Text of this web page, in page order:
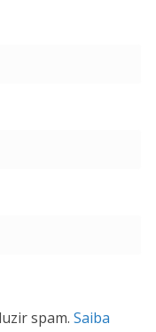
spam. Saiba